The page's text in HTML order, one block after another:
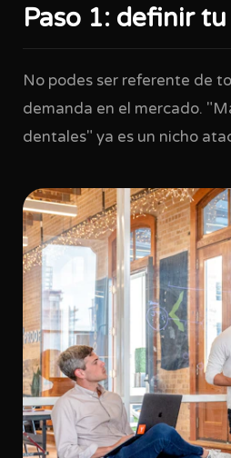
Paso 1: definir
No podes ser referente de
demanda en el mercado.
dentales" ya es un nicho